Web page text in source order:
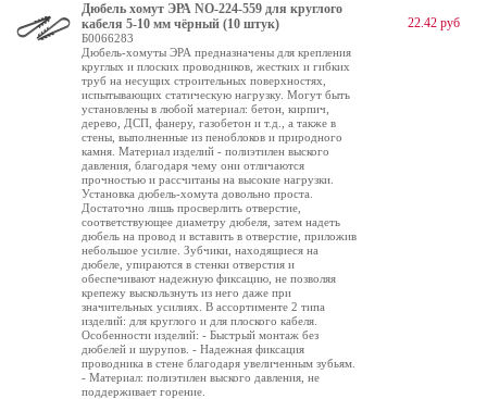
Дюбель хомут ЭРА NO-224-559 для круглого
кабеля 5-10 мм чёрный (10 штук)
Б0066283
Дюбель-хомуты ЭРА предназначены для крепления
круглых и плоских проводников, жестких и гибких
труб на несущих строительных поверхностях,
испытывающих статическую нагрузку. Могут быть
установлены в любой материал: бетон, кирпич,
дерево, ДСП, фанеру, газобетон и т.д., а также в
стены, выполненные из пеноблоков и природного
камня. Материал изделий - полиэтилен выского
давления, благодаря чему они отличаются
прочностью и рассчитаны на высокие нагрузки.
Установка дюбель-хомута довольно проста.
Достаточно лишь просверлить отверстие,
соответствующее диаметру дюбеля, затем надеть
дюбель на провод и вставить в отверстие, приложив
небольшое усилие. Зубчики, находящиеся на
дюбеле, упираются в стенки отверстия и
обеспечивают надежную фиксацию, не позволяя
крепежу выскользнуть из него даже при
значительных усилиях. В ассортименте 2 типа
изделий: для круглого и для плоского кабеля.
Особенности изделий: - Быстрый монтаж без
дюбелей и шурупов. - Надежная фиксация
проводника в стене благодаря увеличенным зубьям.
- Материал: полиэтилен выского давления, не
поддерживает горение.
22.42 руб